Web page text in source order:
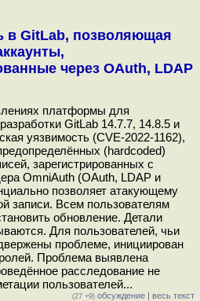
в GitLab, позволяющая
через OAuth, LDAP
платформы для
GitLab 14.7.7, 14.8.5 и
уязвимость (CVE-2022-1162),
(hardcoded)
зарегистрированных с
OmniAuth (OAuth, LDAP и
позволяет атакующему
записи. Всем пользователям
обновление. Детали
Для пользователей, чьи
проблеме, инициирован
Проблема выявлена
расследование не
пользователей...
(27 +9) обсуждение | весь текст